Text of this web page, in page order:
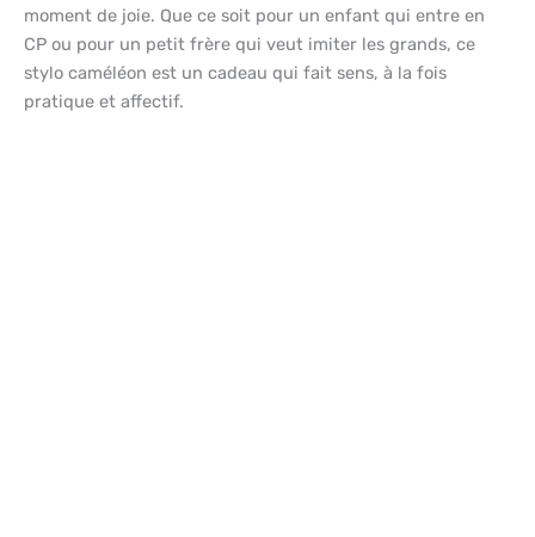
moment de joie. Que ce soit pour un enfant qui entre en
CP ou pour un petit frère qui veut imiter les grands, ce
stylo caméléon est un cadeau qui fait sens, à la fois
pratique et affectif.